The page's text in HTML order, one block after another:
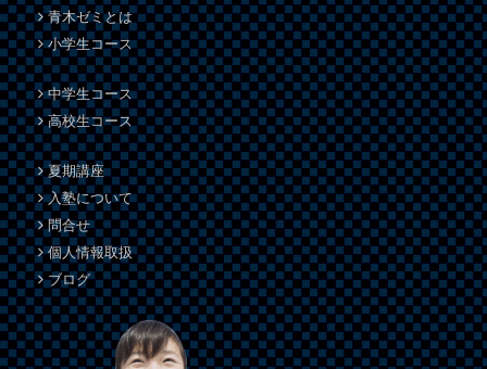
青木ゼミとは
小学生コース
中学生コース
高校生コース
夏期講座
入塾について
問合せ
個人情報取扱
ブログ